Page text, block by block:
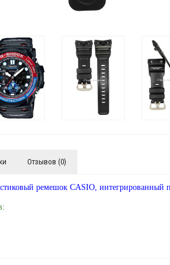
Отзывов (0)
ремешок CASIO, интегрированный